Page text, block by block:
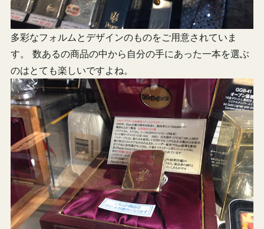
多彩なフォルムとデザインのものをご用意されていま
す。 数あるの商品の中から自分の手にあった一本を選ぶ
のはとても楽しいですよね。